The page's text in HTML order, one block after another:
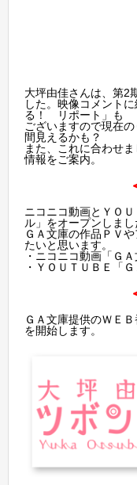
大坪由佳さんは、第2
した。映像コメント
る！ リポート」も
ございますので現在
間見えるかも？
また、これに合わせ
情報をご案内。
ニコニコ動画とＹＯ
ル」をオープンしまし
ＧＡ文庫の作品ＰＶ
たいと思います。
・ ニコニコ動画「ＧＡ
・ ＹＯＵＴＵＢＥ「
ＧＡ文庫提供のＷＥ
を開始します。